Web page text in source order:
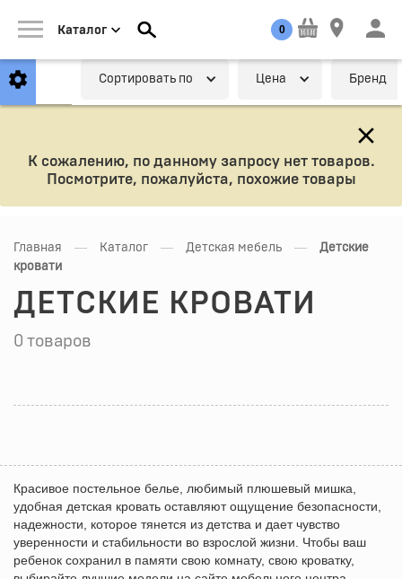
Каталог 0
Cортировать по Цена Бренд
К сожалению, по данному запросу нет товаров.
Посмотрите, пожалуйста, похожие товары
Главная — Каталог — Детская мебель —
Детские
кровати
ДЕТСКИЕ КРОВАТИ
0 товаров
Красивое постельное белье, любимый плюшевый мишка,
удобная детская кровать оставляют ощущение безопасности,
надежности, которое тянется из детства и дает чувство
уверенности и стабильности во взрослой жизни. Чтобы ваш
ребенок сохранил в памяти свою комнату, свою кроватку,